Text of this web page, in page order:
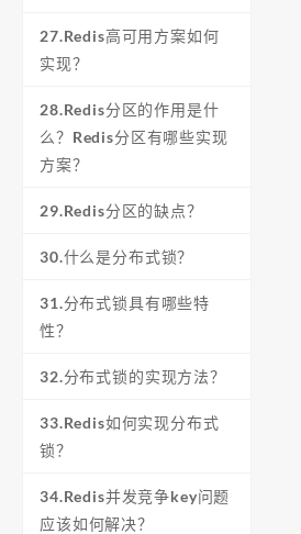
27.Redis高可用方案如何
实现？
28.Redis分区的作用是什
么？Redis分区有哪些实现
方案？
29.Redis分区的缺点？
30.什么是分布式锁？
31.分布式锁具有哪些特
性？
32.分布式锁的实现方法？
33.Redis如何实现分布式
锁？
34.Redis并发竞争key问题
应该如何解决？